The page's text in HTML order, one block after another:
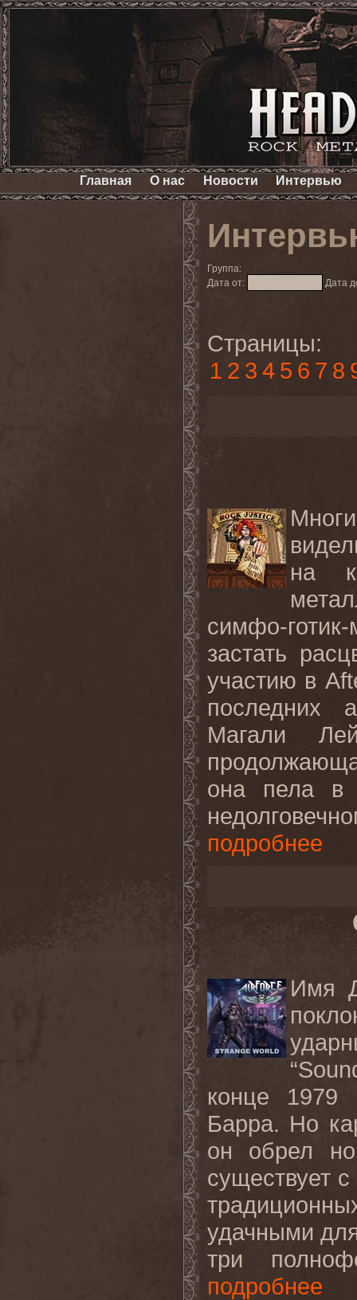
Главная О нас Новости Интервью
Группа:
Дата от:
Дата
Страницы:
1 2 3 4 5 6 7 8
на
симфо-
застать
участию в
последних
Магали
она пела в
подробнее
Имя
конце 1979
Барра. Но
он обрел
существует
удачными
три
подробнее